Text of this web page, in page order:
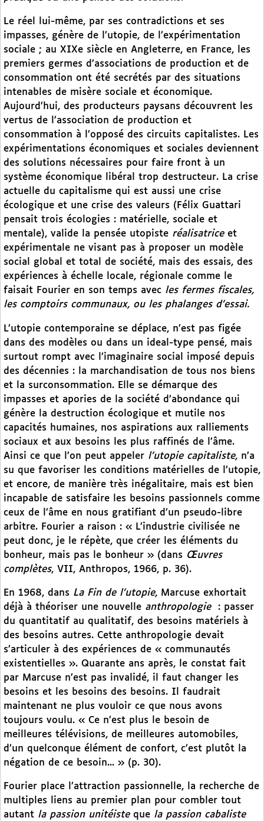
Le réel lui-même, par ses contradictions et ses
impasses, génère de l’utopie, de l’expérimentation
sociale ; au XIXe siècle en Angleterre, en France, les
premiers germes d’associations de production et de
consommation ont été secrétés par des situations
intenables de misère sociale et économique.
Aujourd’hui, des producteurs paysans découvrent les
vertus de l’association de production et
consommation à l’opposé des circuits capitalistes. Les
expérimentations économiques et sociales deviennent
des solutions nécessaires pour faire front à un
système économique libéral trop destructeur. La crise
actuelle du capitalisme qui est aussi une crise
écologique et une crise des valeurs (Félix Guattari
pensait trois écologies : matérielle, sociale et
mentale), valide la pensée utopiste réalisatrice et
expérimentale ne visant pas à proposer un modèle
social global et total de société, mais des essais, des
expériences à échelle locale, régionale comme le
faisait Fourier en son temps avec les fermes fiscales,
les comptoirs communaux, ou les phalanges d’essai.
L’utopie contemporaine se déplace, n’est pas figée
dans des modèles ou dans un ideal-type pensé, mais
surtout rompt avec l’imaginaire social imposé depuis
des décennies : la marchandisation de tous nos biens
et la surconsommation. Elle se démarque des
impasses et apories de la société d’abondance qui
génère la destruction écologique et mutile nos
capacités humaines, nos aspirations aux ralliements
sociaux et aux besoins les plus raffinés de l’âme.
Ainsi ce que l’on peut appeler l’utopie capitaliste, n’a
su que favoriser les conditions matérielles de l’utopie,
et encore, de manière très inégalitaire, mais est bien
incapable de satisfaire les besoins passionnels comme
ceux de l’âme en nous gratifiant d’un pseudo-libre
arbitre. Fourier a raison : « L’industrie civilisée ne
peut donc, je le répète, que créer les éléments du
bonheur, mais pas le bonheur » (dans Œuvres
complètes, VII, Anthropos, 1966, p. 36).
En 1968, dans La Fin de l’utopie, Marcuse exhortait
déjà à théoriser une nouvelle anthropologie
: passer
du quantitatif au qualitatif, des besoins matériels à
des besoins autres. Cette anthropologie devait
s’articuler à des expériences de « communautés
existentielles ». Quarante ans après, le constat fait
par Marcuse n’est pas invalidé, il faut changer les
besoins et les besoins des besoins. Il faudrait
maintenant ne plus vouloir ce que nous avons
toujours voulu. « Ce n’est plus le besoin de
meilleures télévisions, de meilleures automobiles,
d’un quelconque élément de confort, c’est plutôt la
négation de ce besoin... » (p. 30).
Fourier place l’attraction passionnelle, la recherche de
multiples liens au premier plan pour combler tout
autant la passion unitéisteque la passion cabaliste